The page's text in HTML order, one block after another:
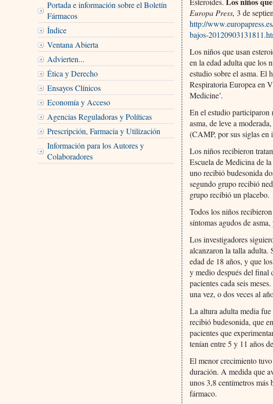
Portada e información sobre el Boletín
Fármacos
Índice
Ventana Abierta
Advierten...
Ética y Derecho
Ensayos Clínicos
Economía y Acceso
Agencias Reguladoras y Políticas
Prescripción, Farmacia y Utilización
Información para los Autores y
Colaboradores
Europa Press, 3 de
http://
bajos-
Los niños que usan
en la edad adulta que los
estudio sobre el asma. El
Respiratoria Europea en
Medicine’.
En el estudio participaron
asma, de leve a
(CAMP, por sus siglas en
Los niños recibieron
Escuela de Medicina de
uno recibió budesonida
segundo grupo recibió
grupo recibió un placebo.
Todos los niños
síntomas agudos de
Los investigadores
alcanzaron la talla adulta.
edad de 18 años, y que
y medio después del final
pacientes cada seis
una vez, o dos veces al
La altura adulta media
recibió budesonida, que
pacientes que
tenían entre 5 y 11 años
El menor crecimiento
duración. A medida que
unos 3,8 centímetros más
fármaco.